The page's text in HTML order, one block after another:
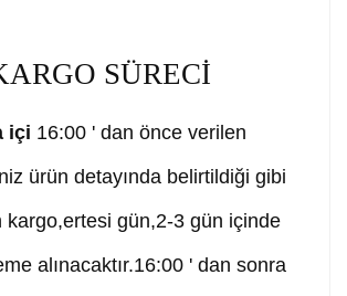
SÜRECİ
içi 16:00 ' dan önce verilen
ürün detayında belirtildiği gibi
kargo,ertesi gün,2-3 gün içinde
alınacaktır.16:00 ' dan sonra